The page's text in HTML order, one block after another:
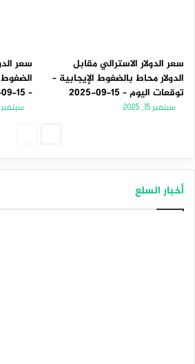
سعر الدولار الاسترالي مقابل
الدولار محاط بالضغوط الإيجابية –
توقعات اليوم – 15-09-2025
سبتمبر 15, 2025
سعر
– 15-09-2025
سبتمبر 15, 2025
أخبار السلع